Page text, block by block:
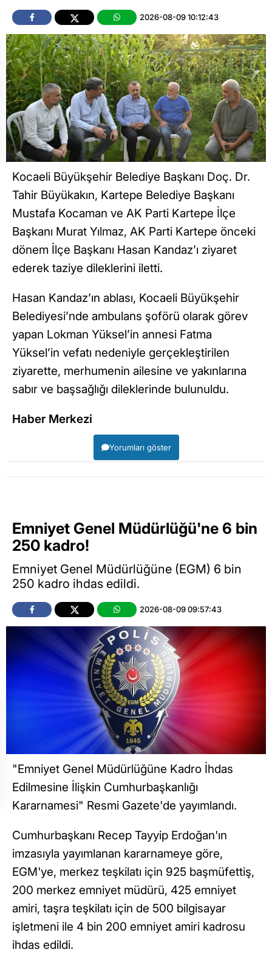
2026-08-09 10:12:43
Kocaeli Büyükşehir Belediye Başkanı Doç. Dr.
Tahir Büyükakın, Kartepe Belediye Başkanı
Mustafa Kocaman ve AK Parti Kartepe İlçe
Başkanı Murat Yılmaz, AK Parti Kartepe önceki
dönem İlçe Başkanı Hasan Kandaz’ı ziyaret
ederek taziye dileklerini iletti.
Hasan Kandaz’ın ablası, Kocaeli Büyükşehir
Belediyesi’nde ambulans şoförü olarak görev
yapan Lokman Yüksel’in annesi Fatma
Yüksel’in vefatı nedeniyle gerçekleştirilen
ziyarette, merhumenin ailesine ve yakınlarına
sabır ve başsağlığı dileklerinde bulunuldu.
Haber Merkezi
Yorumları göster
Emniyet Genel Müdürlüğü'ne 6 bin
250 kadro!
Emniyet Genel Müdürlüğüne (EGM) 6 bin
250 kadro ihdas edildi.
2026-08-09 09:57:43
"Emniyet Genel Müdürlüğüne Kadro İhdas
Edilmesine İlişkin Cumhurbaşkanlığı
Kararnamesi" Resmi Gazete'de yayımlandı.
Cumhurbaşkanı Recep Tayyip Erdoğan'ın
imzasıyla yayımlanan kararnameye göre,
EGM'ye, merkez teşkilatı için 925 başmüfettiş,
200 merkez emniyet müdürü, 425 emniyet
amiri, taşra teşkilatı için de 500 bilgisayar
işletmeni ile 4 bin 200 emniyet amiri kadrosu
ihdas edildi.